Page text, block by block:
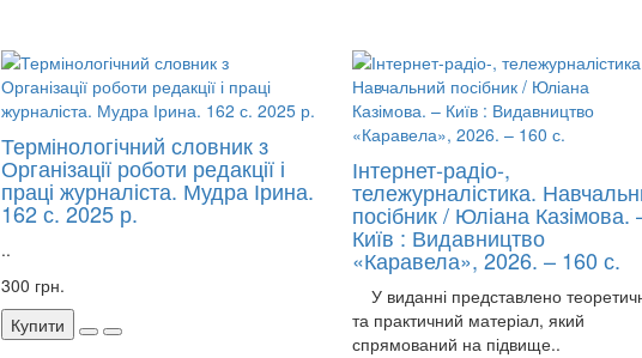
Термінологічний словник з
Організації роботи редакції і
праці журналіста. Мудра Ірина.
162 с. 2025 р.
..
300 грн.
Купити
Інтернет-радіо-,
тележурналістика.
посібник / Юліана Казімова.
Київ : Видавництво
«Каравела», 2026. – 160 с.
У виданні представлено
та практичний матеріал, який
спрямований на підвище..